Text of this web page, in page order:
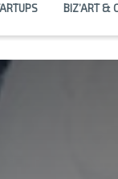
BIZ’ART &